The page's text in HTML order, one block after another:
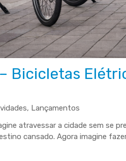
Bicicletas
, Lançamentos
atravessar a cidade sem se
cansado. Agora imagine